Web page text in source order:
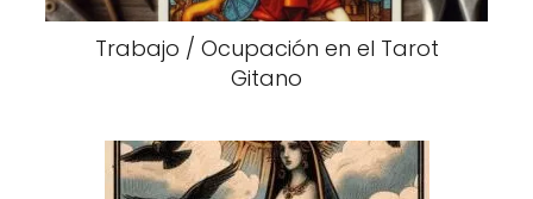
Trabajo / Ocupación en el Tarot
Gitano